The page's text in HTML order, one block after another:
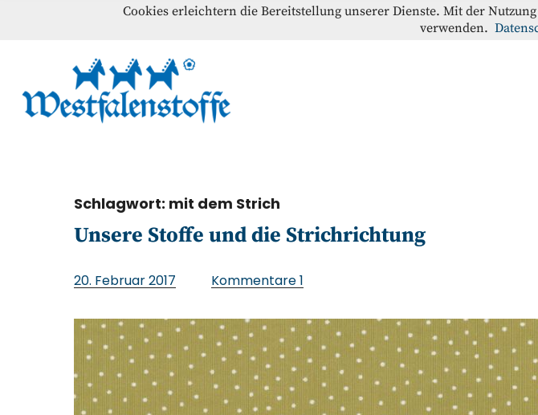
Westfalenstoffe-
Schlagwort: mit dem Strich
Unsere Stoffe und die Strichrichtung
20. Februar 2017 Kommentare1
Cookies erleichtern die Bereitstellung unserer Dienste. Mit der
verwenden.